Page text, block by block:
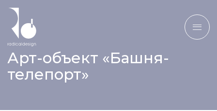
Арт-объект «Башня-
телепорт»